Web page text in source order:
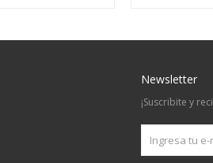
Newsletter
¡Suscribite y